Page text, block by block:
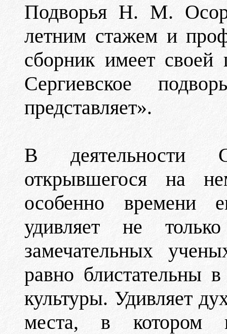
Подворья Н. М.
летним стажем и
сборник имеет своей
Сергиевское
представляет».
В деятельности
открывшегося на
особенно времени
удивляет не
замечательных
равно блистательны
культуры. Удивляет
места, в котором